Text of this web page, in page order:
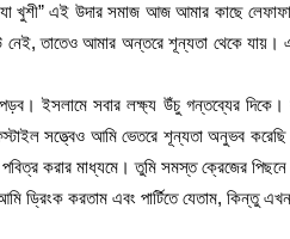
খুশী” এই উদার সমাজ আজ আমার কাছে
নেই, তাতেও আমার অন্তরে শূন্যতা থেকে
ইসলামে সবার লক্ষ্য উঁচু গন্তব্যের
সত্ত্বেও আমি ভেতরে শূন্যতা অনুভব
করার মাধ্যমে। তুমি সমস্ত ক্রেজের
ড্রিংক করতাম এবং পার্টিতে যেতাম, কিন্তু